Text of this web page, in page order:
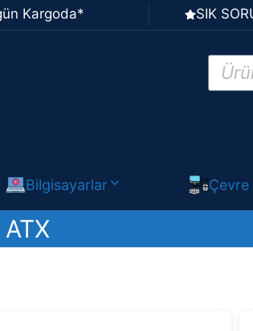
Kargoda* SIK
search
Bilgisayarlar Çevre